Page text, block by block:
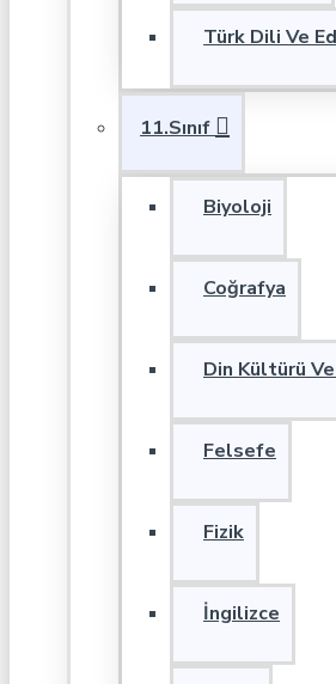
Türk Dili Ve
11.Sınıf
Biyoloji
Coğrafya
Din Kültürü
Felsefe
Fizik
İngilizce